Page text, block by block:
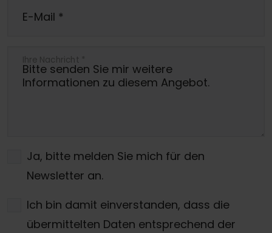
E-Mail *
Ihre Nachricht *
Ja, bitte melden Sie mich für den
Newsletter an.
Ich bin damit einverstanden, dass die
übermittelten Daten entsprechend der